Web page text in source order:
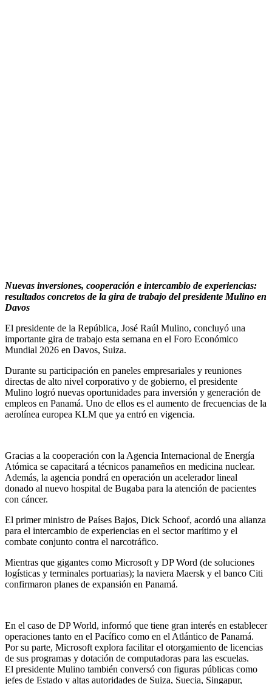
Nuevas inversiones, cooperación e intercambio de experiencias:
resultados concretos de la gira de trabajo del presidente Mulino en
Davos
El presidente de la República, José Raúl Mulino, concluyó una
importante gira de trabajo esta semana en el Foro Económico
Mundial 2026 en Davos, Suiza.
Durante su participación en paneles empresariales y reuniones
directas de alto nivel corporativo y de gobierno, el presidente
Mulino logró nuevas oportunidades para inversión y generación de
empleos en Panamá. Uno de ellos es el aumento de frecuencias de la
aerolínea europea KLM que ya entró en vigencia.
Gracias a la cooperación con la Agencia Internacional de Energía
Atómica se capacitará a técnicos panameños en medicina nuclear.
Además, la agencia pondrá en operación un acelerador lineal
donado al nuevo hospital de Bugaba para la atención de pacientes
con cáncer.
El primer ministro de Países Bajos, Dick Schoof, acordó una alianza
para el intercambio de experiencias en el sector marítimo y el
combate conjunto contra el narcotráfico.
Mientras que gigantes como Microsoft y DP Word (de soluciones
logísticas y terminales portuarias); la naviera Maersk y el banco Citi
confirmaron planes de expansión en Panamá.
En el caso de DP World, informó que tiene gran interés en establecer
operaciones tanto en el Pacífico como en el Atlántico de Panamá.
Por su parte, Microsoft explora facilitar el otorgamiento de licencias
de sus programas y dotación de computadoras para las escuelas.
El presidente Mulino también conversó con figuras públicas como
jefes de Estado y altas autoridades de Suiza, Suecia, Singapur,